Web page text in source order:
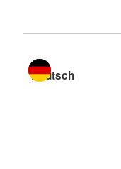
Sprache wechseln zu